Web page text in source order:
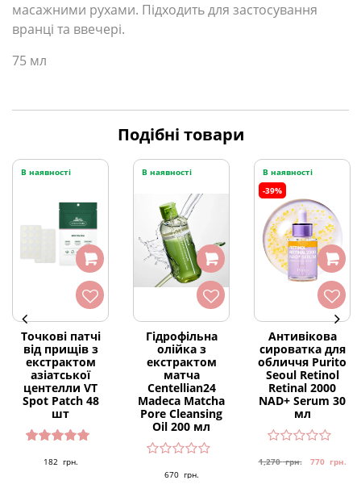
масажними рухами. Підходить для застосування
вранці та ввечері.
75 мл
Подібні товари
В наявності
Точкові патчі
від прищів з
екстрактом
азіатської
центелли VT
Spot Patch 48
шт
5.00з 5
182 грн.
В наявності
Гідрофільна
олійка з
екстрактом
матча
Centellian24
Madeca Matcha
Pore Cleansing
Oil 200 мл
670 грн.
В наявності
-39%
Антивікова
сироватка для
обличчя Purito
Seoul Retinol
Retinal 2000
NAD+ Serum 30
мл
1,270грн. 770 грн.